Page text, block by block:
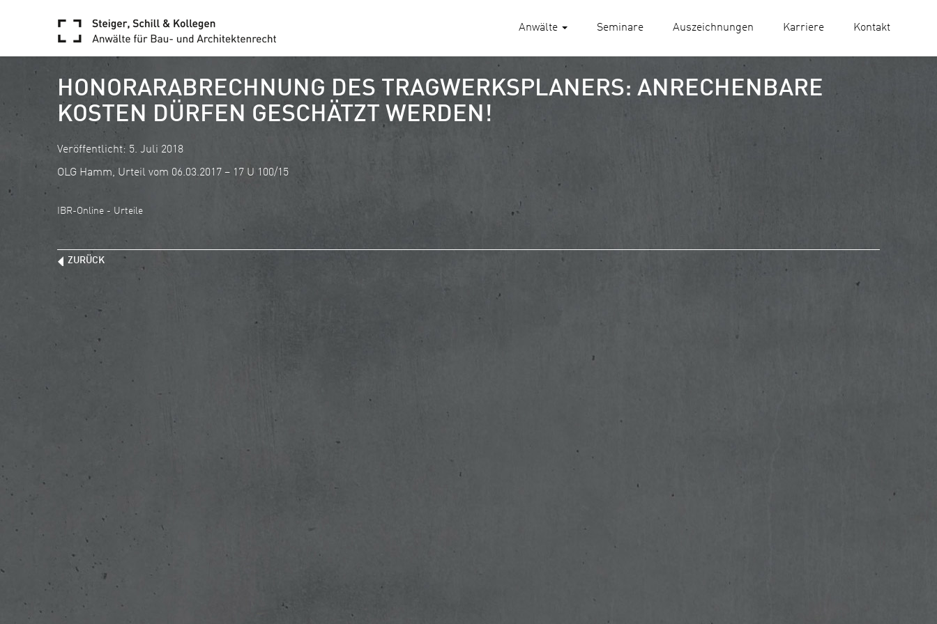
Anwälte Seminare Auszeichnungen Karriere Kontakt
HONORARABRECHNUNG DES TRAGWERKSPLANERS: ANRECHENBARE
KOSTEN DÜRFEN GESCHÄTZT WERDEN!
Veröffentlicht: 5. Juli 2018
OLG Hamm, Urteil vom 06.03.2017 – 17 U 100/15
IBR-Online - Urteile
ZURÜCK